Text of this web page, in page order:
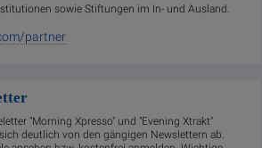
sowie Stiftungen im In- und Ausland.
partner
"Morning Xpresso" und "Evening Xtrakt"
deutlich von den gängigen Newslettern ab.